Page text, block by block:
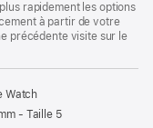
rapidement les options
à partir de votre
précédente visite sur le
Watch
- Taille 5